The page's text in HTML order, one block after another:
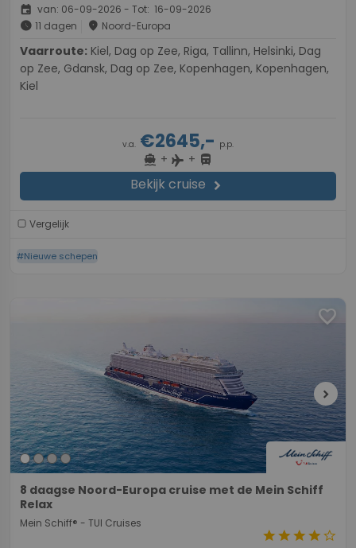
event van: 06-09-2026 - Tot: 16-09-2026
schedule 11 dagen place Noord-Europa
Vaarroute:
op Zee, Gdansk, Dag op Zee, Kopenhagen, Kopenhagen,
Kiel
v.a. €2645,- p.p.
directions_boat + flight + directions_bus
Bekijk cruise chevron_right
Vergelijk
#Nieuwe schepen
favorite
chevron_right
8 daagse Noord-Europa cruise met de Mein Schiff
Relax
Mein Schiff® - TUI Cruises
starstarstarstarstar_border